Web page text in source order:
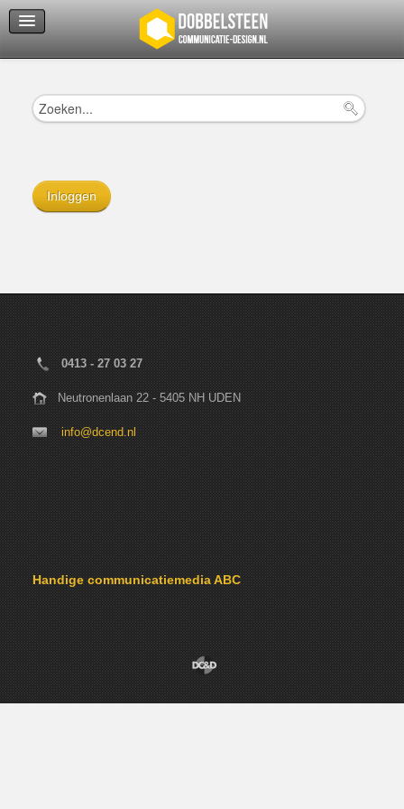
Inloggen
0413 - 27 03 27
Neutronenlaan 22 - 5405 NH UDEN
info@dcend.nl
Handige communicatiemedia ABC